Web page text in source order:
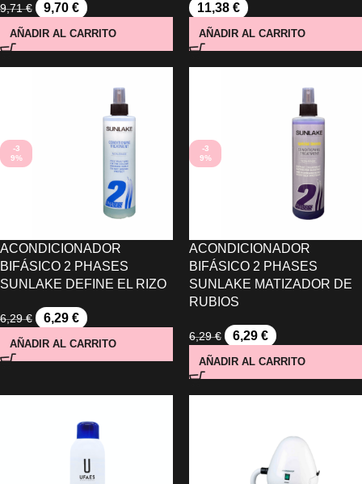
9,71€ 9,70 €
AÑADIR AL CARRITO
11,38 €
AÑADIR AL CARRITO
-3
9%
ACONDICIONADOR
BIFÁSICO 2 PHASES
SUNLAKE DEFINE EL RIZO
6,29€ 6,29 €
AÑADIR AL CARRITO
-3
9%
ACONDICIONADOR
BIFÁSICO 2 PHASES
SUNLAKE MATIZADOR DE
RUBIOS
6,29€ 6,29 €
AÑADIR AL CARRITO